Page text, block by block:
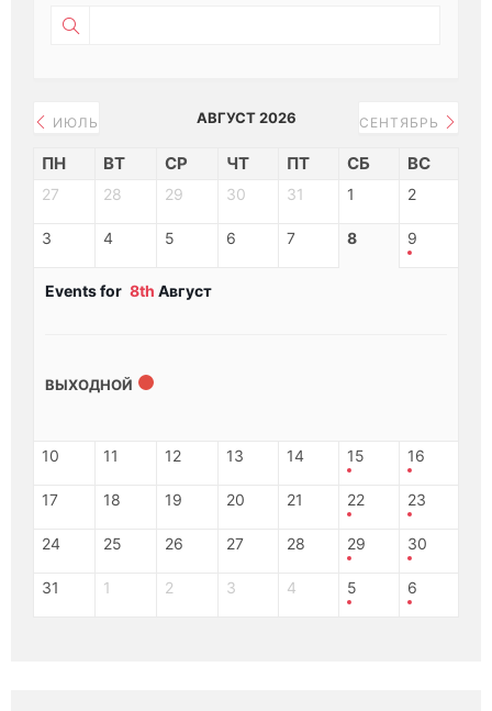
ИЮЛЬ АВГУСТ 2026 СЕНТЯБРЬ
ПН ВТ СР ЧТ ПТ СБ ВС
27 28 29 30 31 1 2
3 4 5 6 7 8 9
Events for 8th Август
ВЫХОДНОЙ
10 11 12 13 14 15 16
17 18 19 20 21 22 23
24 25 26 27 28 29 30
31 1 2 3 4 5 6